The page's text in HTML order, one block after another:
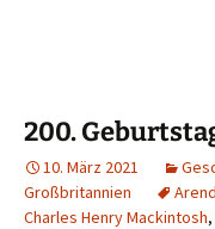
200.
10. März 2021
Großbritannien
Charles Henry Mackintosh,